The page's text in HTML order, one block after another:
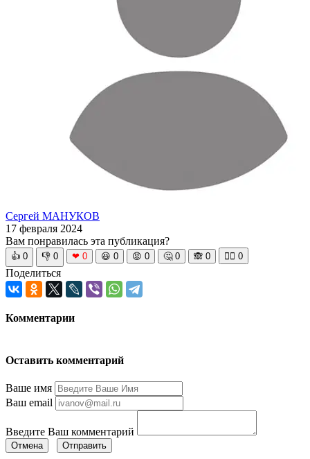
Сергей МАНУКОВ
17 февраля 2024
Вам понравилась эта публикация?
👍 0 👎 0 ❤ 0 😆 0 😡 0 🤔 0 🙈 0 🧘‍♀️ 0
Поделиться
Комментарии
Оставить комментарий
Ваше имя
Ваш email
Введите Ваш комментарий
Отмена Отправить